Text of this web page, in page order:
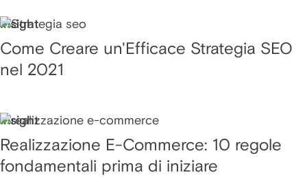
Insight
Come Creare un'Efficace Strategia SEO
nel 2021
Insight
Realizzazione E-Commerce: 10 regole
fondamentali prima di iniziare